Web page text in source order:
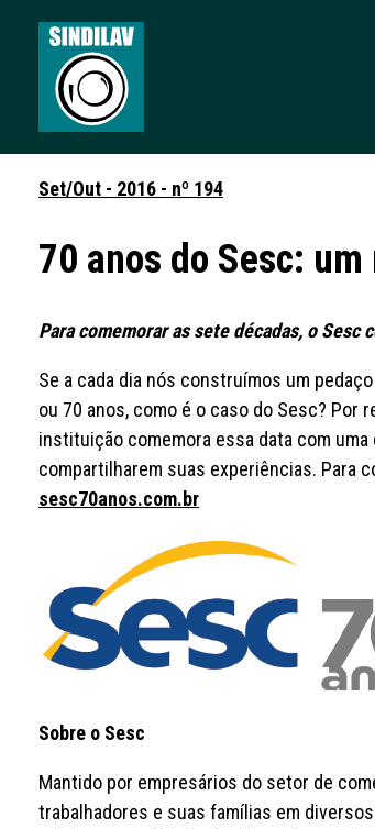
Set/Out - 2016 - nº 194
70 anos do Sesc:
Para comemorar as sete décadas, o
Se a cada dia nós construímos um
ou 70 anos, como é o caso do Sesc? Por
instituição comemora essa data com
compartilharem suas experiências. Para
sesc70anos.com.br
Sobre o Sesc
Mantido por empresários do setor de
trabalhadores e suas famílias em